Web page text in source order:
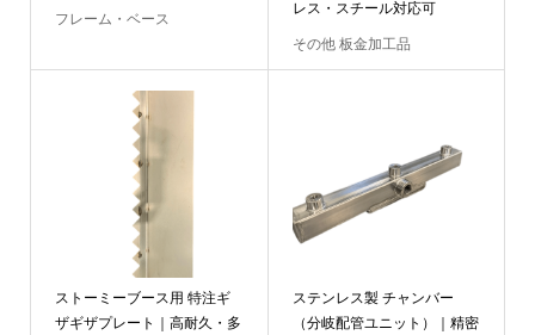
フレーム・ベース
レス・スチール対応可
その他 板金加工品
ストーミーブース用 特注ギ
ザギザプレート｜高耐久・多
ステンレス製 チャンバー
（分岐配管ユニット）｜精密